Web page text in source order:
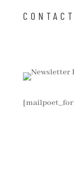
CONTACT